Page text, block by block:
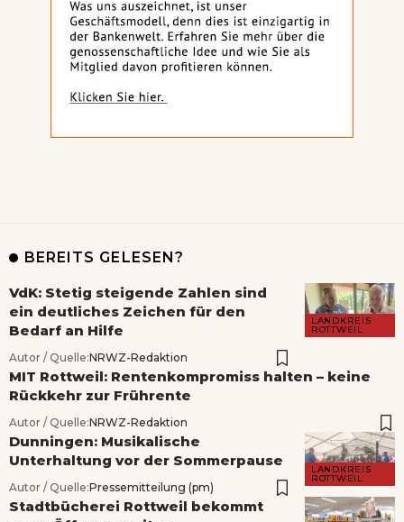
BEREITS GELESEN?
LANDKREIS
ROTTWEIL
VdK: Stetig steigende Zahlen sind
ein deutliches Zeichen für den
Bedarf an Hilfe
Autor / Quelle:NRWZ-Redaktion
MIT Rottweil: Rentenkompromiss halten – keine
Rückkehr zur Frührente
Autor / Quelle:NRWZ-Redaktion
LANDKREIS
ROTTWEIL
Dunningen: Musikalische
Unterhaltung vor der Sommerpause
Autor / Quelle:Pressemitteilung (pm)
Stadtbücherei Rottweil bekommt